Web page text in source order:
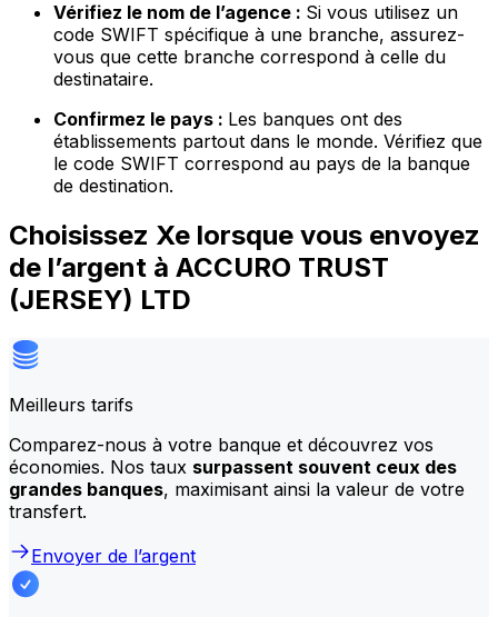
Vérifiez le nom de l’agence : Si vous utilisez un
code SWIFT spécifique à une branche, assurez-
vous que cette branche correspond à celle du
destinataire.
Confirmez le pays : Les banques ont des
établissements partout dans le monde. Vérifiez que
le code SWIFT correspond au pays de la banque
de destination.
Choisissez Xe lorsque vous envoyez
de l’argent à ACCURO TRUST
(JERSEY) LTD
Meilleurs tarifs
Comparez-nous à votre banque et découvrez vos
économies. Nos taux surpassent souvent ceux des
grandes banques, maximisant ainsi la valeur de votre
transfert.
Envoyer de l’argent